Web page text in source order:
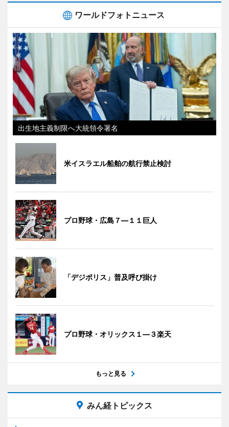
ワールドフォトニュース
出生地主義制限へ大統領令署名
米イスラエル船舶の航行禁止検討
プロ野球・広島７―１１巨人
「デジポリス」普及呼び掛け
プロ野球・オリックス１―３楽天
もっと見る
みん経トピックス